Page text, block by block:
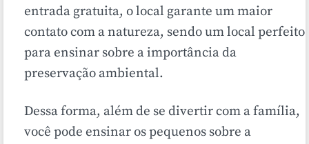
entrada gratuita, o local garante um maior
contato com a natureza, sendo um local perfeito
para ensinar sobre a importância da
preservação ambiental.
Dessa forma, além de se divertir com a família,
você pode ensinar os pequenos sobre a